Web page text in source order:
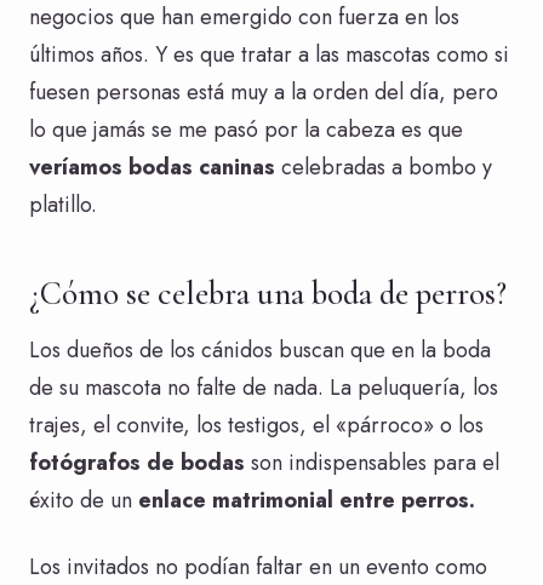
negocios que han emergido con fuerza en los
últimos años. Y es que tratar a las mascotas como si
fuesen personas está muy a la orden del día, pero
lo que jamás se me pasó por la cabeza es que
veríamos bodas caninas celebradas a bombo y
platillo.
¿Cómo se celebra una boda de perros?
Los dueños de los cánidos buscan que en la boda
de su mascota no falte de nada. La peluquería, los
trajes, el convite, los testigos, el «párroco» o los
fotógrafos de bodas son indispensables para el
éxito de un enlace matrimonial entre perros.
Los invitados no podían faltar en un evento como